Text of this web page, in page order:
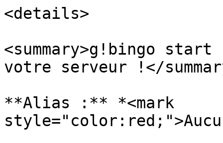
<details>
<summary>g!bingo
votre serveur !</
**Alias :** *<mark